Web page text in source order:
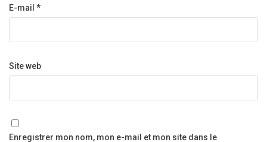
E-mail *
Site web
Enregistrer mon nom, mon e-mail et mon site dans le